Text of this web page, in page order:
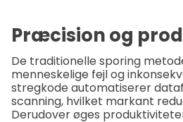
Præcision og
De traditionelle sporing
menneskelige fejl og
stregkode automatiserer
scanning, hvilket markant
Derudover øges